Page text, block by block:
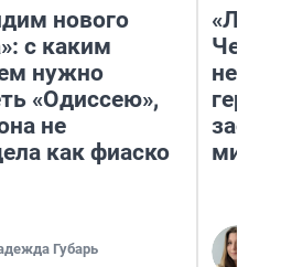
нового
с каким
нужно
«Одиссею»,
не
как фиаско
Губарь
Чем
герои